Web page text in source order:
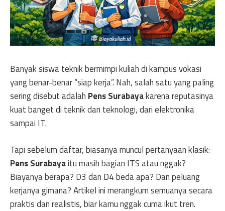
Banyak siswa teknik bermimpi kuliah di kampus vokasi
yang benar-benar “siap kerja”. Nah, salah satu yang paling
sering disebut adalah Pens Surabayakarena reputasinya
kuat banget di teknik dan teknologi, dari elektronika
sampai IT.
Tapi sebelum daftar, biasanya muncul pertanyaan klasik:
Pens Surabayaitu masih bagian ITS atau nggak?
Biayanya berapa? D3 dan D4 beda apa? Dan peluang
kerjanya gimana? Artikel ini merangkum semuanya secara
praktis dan realistis, biar kamu nggak cuma ikut tren.